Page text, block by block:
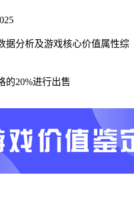
据分析及游戏核心价值属性综
的20%进行出售